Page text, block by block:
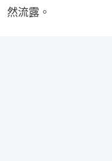
然流露。